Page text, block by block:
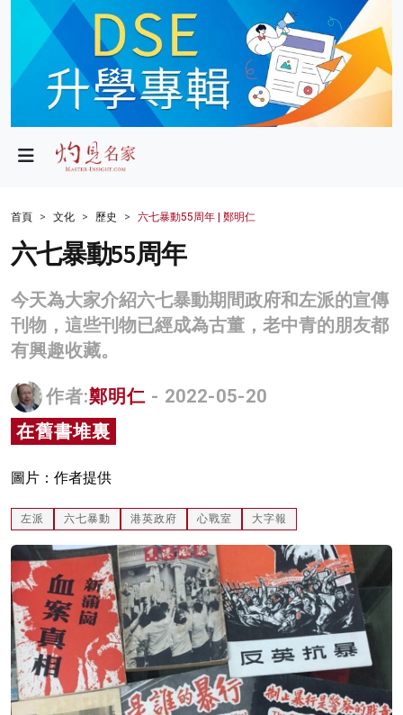
政局
財經
生活
商業
科技
影片
名家榜
灼見活動
首頁 文化 歷史 六七暴動55周年 | 鄭明仁
六七暴動55周年
今天為大家介紹六七暴動期間政府和左派的宣傳
刊物，這些刊物已經成為古董，老中青的朋友都
有興趣收藏。
作者:鄭明仁 - 2022-05-20
在舊書堆裏
圖片：作者提供
左派 六七暴動 港英政府 心戰室 大字報